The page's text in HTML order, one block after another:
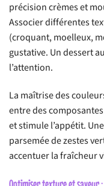
précision crèmes et
Associer différentes
(croquant, moelleux,
gustative. Un dessert
l’attention.
La maîtrise des
entre des
et stimule l’appétit.
parsemée de zestes
accentuer la fraîcheur